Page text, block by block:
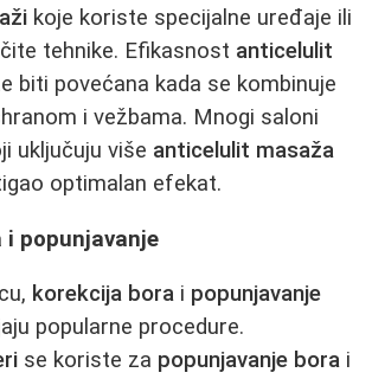
koje koriste specijalne uređaje ili
tehnike. Efikasnost anticelulit
biti povećana kada se kombinuje
i vežbama. Mnogi saloni
uključuju više anticelulit masaža
optimalan efekat.
i popunjavanje
korekcija bora i popunjavanje
popularne procedure.
se koriste za popunjavanje bora i